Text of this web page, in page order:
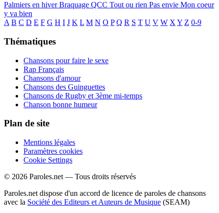
Palmiers en hiverBraquage QCC Tout ou rien Pas envie Mon coeur
y va bien
A B C D E F G H I J K L M N O P Q R S T U V W X Y Z 0-9
Thématiques
Chansons pour faire le sexe
Rap Français
Chansons d'amour
Chansons des Guinguettes
Chansons de Rugby et 3ème mi-temps
Chanson bonne humeur
Plan de site
Mentions légales
Paramètres cookies
Cookie Settings
© 2026 Paroles.net — Tous droits réservés
Paroles.net dispose d'un accord de licence de paroles de chansons
avec la Société des Editeurs et Auteurs de Musique (SEAM)